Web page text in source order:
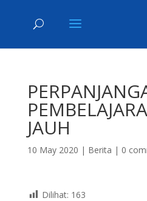
JAUH
10 May 2020 | Berita | 0
Dilihat: 163